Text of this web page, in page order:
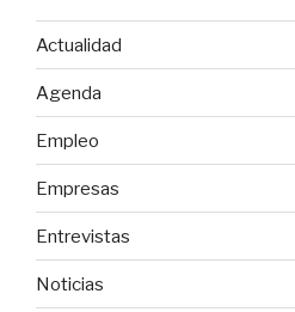
Actualidad
Agenda
Empleo
Empresas
Entrevistas
Noticias